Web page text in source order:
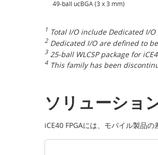
49-ball ucBGA (3 x 3 mm)
1 Total I/O include Dedicated I/O
2Dedicated I/O are defined to
325-ball WLCSP package for
4 This family has been
ソリューショ
iCE40 FPGAには、モバイル製品